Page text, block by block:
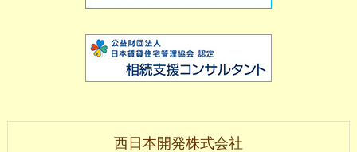
西日本開発株式会社